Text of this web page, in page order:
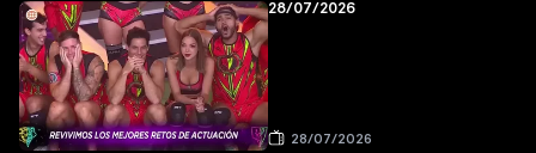
28/07/2026
28/07/2026